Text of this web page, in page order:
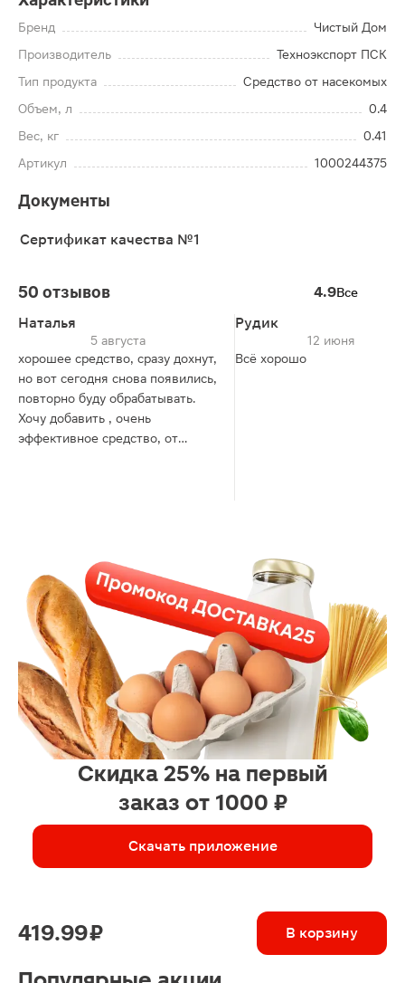
Бренд
Чистый Дом
Производитель
Техноэкспорт ПСК
Тип продукта
Средство от насекомых
Объем, л
0.4
Вес, кг
0.41
Артикул
1000244375
Документы
Сертификат качества №1
50 отзывов 4.9Все
Наталья
5 августа
хорошее средство, сразу дохнут,
но вот сегодня снова появились,
повторно буду обрабатывать.
Хочу добавить , очень
эффективное средство, от
Рудик
12 июня
Всё хорошо
Скидка 25% на первый
заказ от 1000 ₽
Скачать приложение
419.99 ₽ В корзину